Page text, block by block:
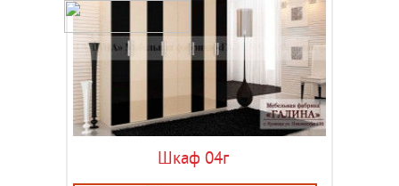
Шкаф 04г